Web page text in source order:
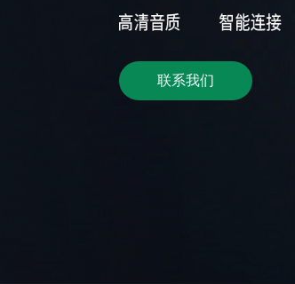
联系我们